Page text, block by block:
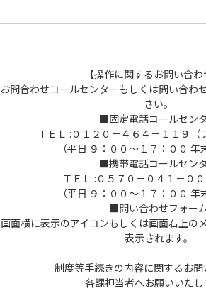
【操作に関するお問い合わ
お問合わせコールセンターもしくは問い合わ
さい。
■固定電話コールセン
ＴＥＬ :０１２０－４６４－１１９（
（平日 ９：００～１７：００ 年
■携帯電話コールセン
ＴＥＬ :０５７０－０４１－００
（平日 ９：００～１７：００ 年
■問い合わせフォー
画面横に表示のアイコンもしくは画面右上の
表示されます。
制度等手続きの内容に関するお問
各課担当者へお願いいたし